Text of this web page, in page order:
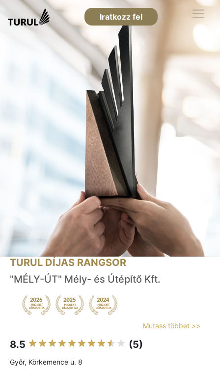
Iratkozz fel
TURUL DÍJAS RANGSOR
"MÉLY-ÚT" Mély- és Útépítő Kft.
Mutass többet >>
8.5 (5)
Győr, Körkemence u. 8